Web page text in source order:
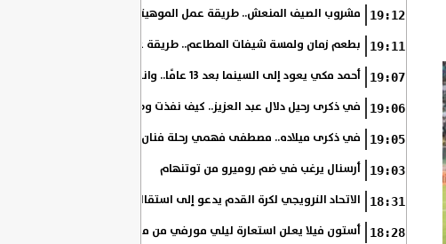
19:12 مشروب الصيف المنعش.. طريقة عمل الموهيتو بالفراولة في المنزل بطعم
19:11 بطعم زمان ولمسة شيفات المطاعم.. طريقة عمل الكوسة بالبشاميل في
19:07 أحمد مكي يعود إلى السينما بعد 13 عامًا.. وانطلاق تصوير «فرصة سعيدة»
19:06 في ذكرى رحيل دلال عبد العزيز.. كيف نفذت وصية والدتها على مدار
19:05 في ذكرى ميلاده.. مصطفى فهمي رحلة فنان بدأ من خلف الكاميرا وانتهى
19:03 أرسنال يرغب في ضم روميرو من توتنهام
18:31 الاتحاد النرويجي لكرة القدم يدعو إلى استقالة جاني إنفانتينو
18:28 أستون فيلا يعلن استعارة ليلي مورفي من مانشستر سيتي